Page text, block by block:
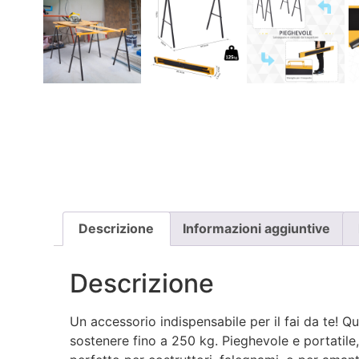
Descrizione Informazioni aggiuntive
Descrizione
Un accessorio indispensabile per il fai da te!
sostenere fino a 250 kg. Pieghevole e